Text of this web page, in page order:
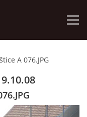
A 076.JPG